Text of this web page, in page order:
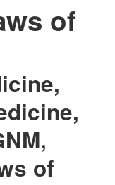
of
of